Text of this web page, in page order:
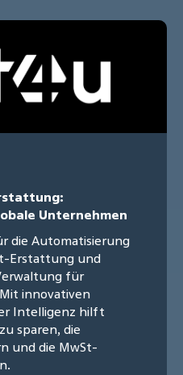
Unternehmen
die Automatisierung
Erstattung und
für
innovativen
Intelligenz hilft
sparen, die
und die MwSt-